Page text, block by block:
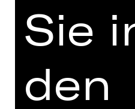
FOTOS
MEHR DAZU
FUNDUS
Sie
den